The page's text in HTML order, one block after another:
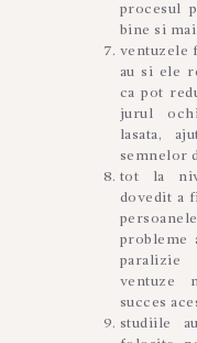
procesul
bine si
ventuzele
au si ele
ca pot
jurul
lasata,
semnelor
tot la
dovedit a
probleme
paralizie
ventuze
succes
studiile